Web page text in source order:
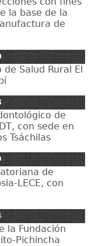
la base de la
de
Salud Rural El
de
con sede en
Tsáchilas
de
LECE, con
la Fundación
Pichincha